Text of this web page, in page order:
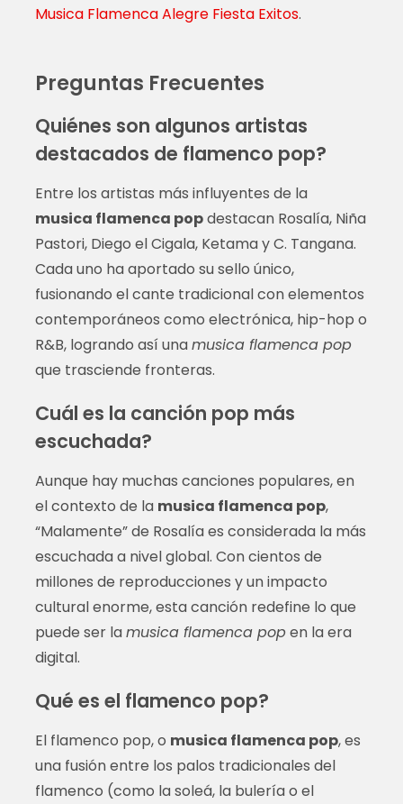
Musica Flamenca Alegre Fiesta Exitos.
Preguntas Frecuentes
Quiénes son algunos artistas
destacados de flamenco pop?
Entre los artistas más influyentes de la
musica flamenca popdestacan Rosalía, Niña
Pastori, Diego el Cigala, Ketama y C. Tangana.
Cada uno ha aportado su sello único,
fusionando el cante tradicional con elementos
contemporáneos como electrónica, hip-hop o
R&B, logrando así unamusica flamenca pop
que trasciende fronteras.
Cuál es la canción pop más
escuchada?
Aunque hay muchas canciones populares, en
el contexto de la musica flamenca pop,
“Malamente” de Rosalía es considerada la más
escuchada a nivel global. Con cientos de
millones de reproducciones y un impacto
cultural enorme, esta canción redefine lo que
puede ser lamusica flamenca popen la era
digital.
Qué es el flamenco pop?
El flamenco pop, o musica flamenca pop, es
una fusión entre los palos tradicionales del
flamenco (como la soleá, la bulería o el